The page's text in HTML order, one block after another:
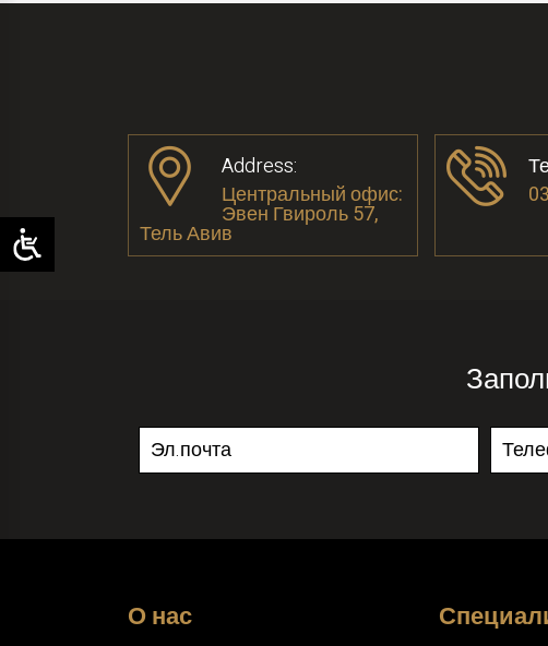
Address:
Центральный офис:
Эвен Гвироль 57,
Тель Авив
О нас